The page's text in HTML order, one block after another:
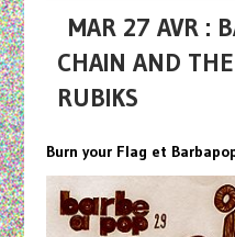
MAR 27 AVR :
CHAIN AND
RUBIKS
Burn your Flag et